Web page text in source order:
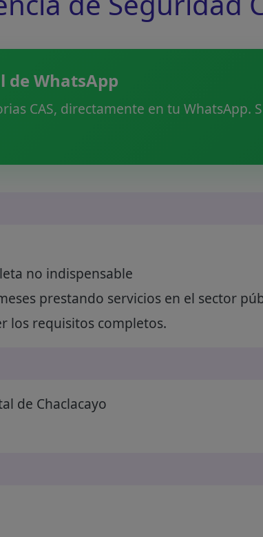
de WhatsApp
CAS, directamente en tu WhatsApp.
no indispensable
prestando servicios en el sector
los requisitos completos.
de Chaclacayo